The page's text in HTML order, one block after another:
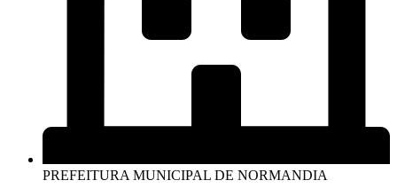
PREFEITURA MUNICIPAL DE NORMANDIA